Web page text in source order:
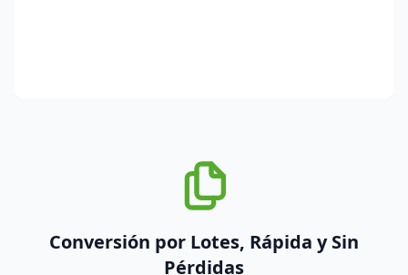
Conversión por Lotes, Rápida y Sin
Pérdidas